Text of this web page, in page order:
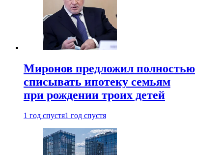
Миронов предложил полностью
списывать ипотеку семьям
при рождении троих детей
1 год спустя1 год спустя